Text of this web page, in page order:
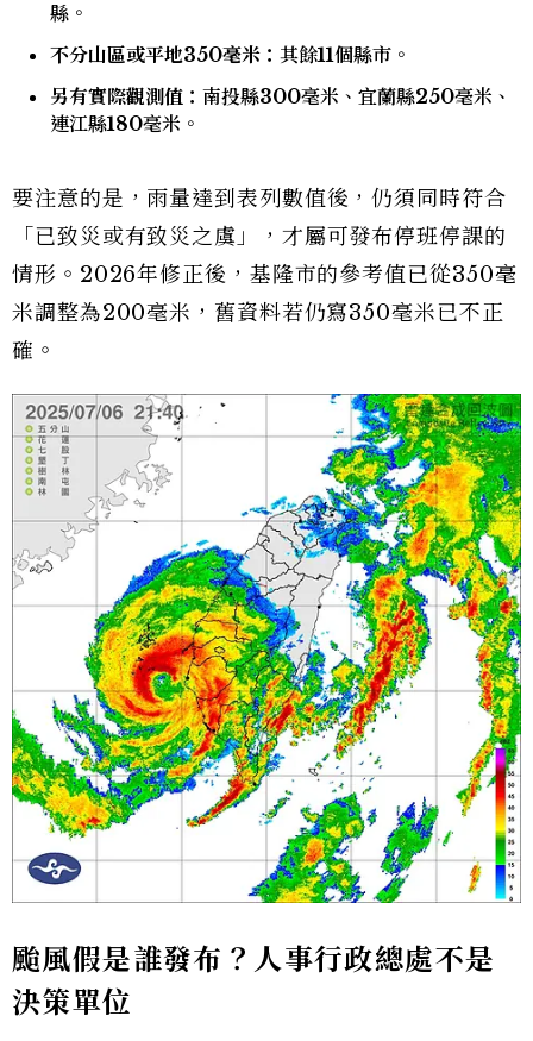
縣。
不分山區或平地350毫米： 其餘11個縣市。
另有實際觀測值： 南投縣300毫米、宜蘭縣250毫米、
連江縣180毫米。
要注意的是，雨量達到表列數值後，仍須同時符合
「已致災或有致災之虞」，才屬可發布停班停課的
情形。2026年修正後，基隆市的參考值已從350毫
米調整為200毫米，舊資料若仍寫350毫米已不正
確。
颱風假是誰發布？人事行政總處不是
決策單位